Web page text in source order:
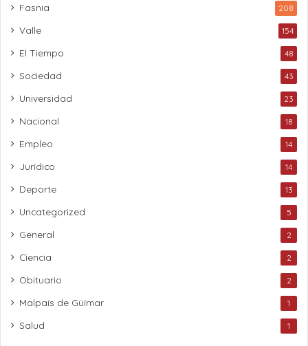
Fasnia 208
Valle 154
El Tiempo 48
Sociedad 43
Universidad 23
Nacional 18
Empleo 14
Jurídico 14
Deporte 13
Uncategorized 5
General 2
Ciencia 2
Obituario 2
Malpaís de Güímar 1
Salud 1